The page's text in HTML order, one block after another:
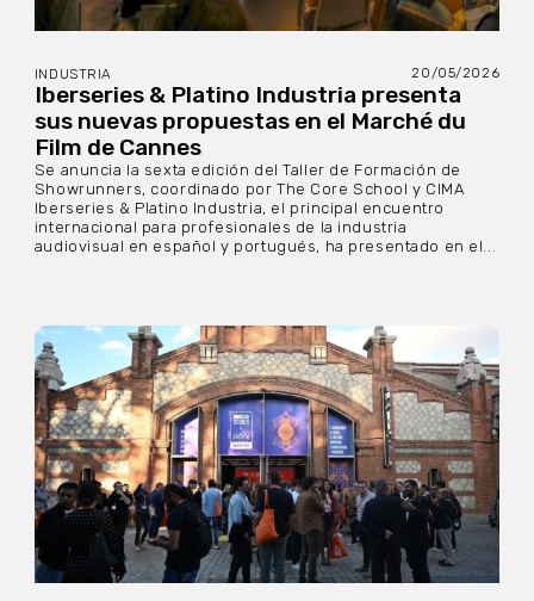
INDUSTRIA 20/05/2026
Iberseries & Platino Industria presenta
sus nuevas propuestas en el Marché du
Film de Cannes
Se anuncia la sexta edición del Taller de Formación de
Showrunners, coordinado por The Core School y CIMA
Iberseries & Platino Industria, el principal encuentro
internacional para profesionales de la industria
audiovisual en español y portugués, ha presentado en el...